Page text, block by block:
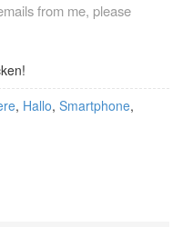
from me, please
, Hallo, Smartphone,